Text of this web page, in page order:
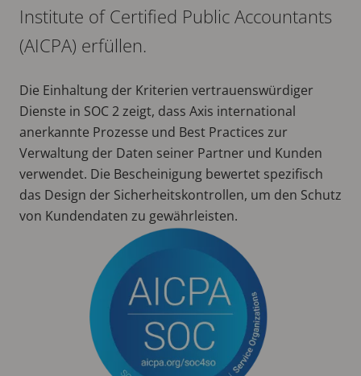
Institute of Certified Public Accountants
(AICPA) erfüllen.
Die Einhaltung der Kriterien vertrauenswürdiger
Dienste in SOC 2 zeigt, dass Axis international
anerkannte Prozesse und Best Practices zur
Verwaltung der Daten seiner Partner und Kunden
verwendet. Die Bescheinigung bewertet spezifisch
das Design der Sicherheitskontrollen, um den Schutz
von Kundendaten zu gewährleisten.